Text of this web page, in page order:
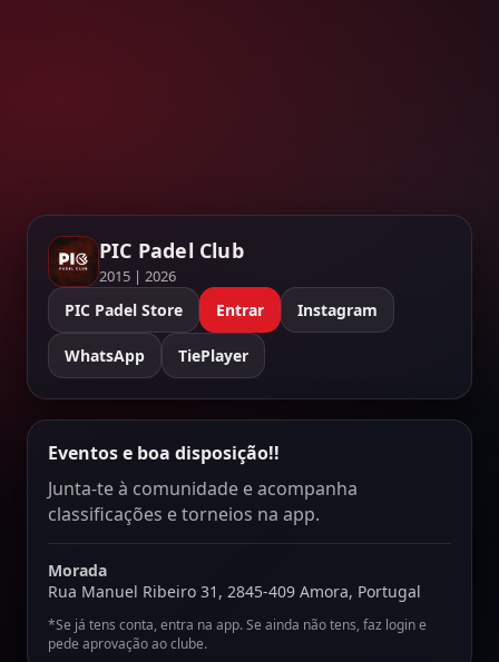
PIC Padel Club
2015 | 2026
PIC Padel Store Entrar Instagram
WhatsApp TiePlayer
Eventos e boa disposição!!
Junta-te à comunidade e acompanha
classificações e torneios na app.
Morada
Rua Manuel Ribeiro 31, 2845-409 Amora, Portugal
*Se já tens conta, entra na app. Se ainda não tens, faz login e
pede aprovação ao clube.